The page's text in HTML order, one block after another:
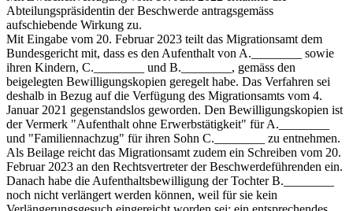
Abteilungspräsidentin der Beschwerde antragsgemäss
aufschiebende Wirkung zu.
Mit Eingabe vom 20. Februar 2023 teilt das Migrationsamt dem
Bundesgericht mit, dass es den Aufenthalt von A.________ sowie
ihren Kindern, C.________ und B.________, gemäss den
beigelegten Bewilligungskopien geregelt habe. Das Verfahren sei
deshalb in Bezug auf die Verfügung des Migrationsamts vom 4.
Januar 2021 gegenstandslos geworden. Den Bewilligungskopien ist
der Vermerk "Aufenthalt ohne Erwerbstätigkeit" für A.________
und "Familiennachzug" für ihren Sohn C.________ zu entnehmen.
Als Beilage reicht das Migrationsamt zudem ein Schreiben vom 20.
Februar 2023 an den Rechtsvertreter der Beschwerdeführenden ein.
Danach habe die Aufenthaltsbewilligung der Tochter B.________
noch nicht verlängert werden können, weil für sie kein